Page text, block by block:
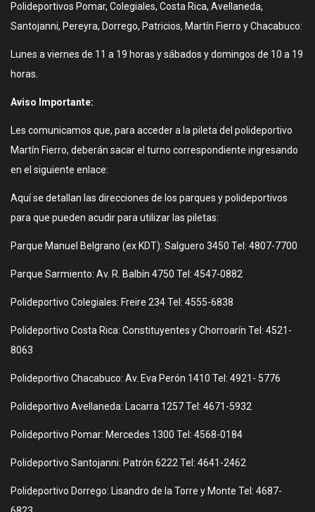
Polideportivos Pomar, Colegiales, Costa Rica, Avellaneda,
Santojanni, Pereyra, Dorrego, Patricios, Martín Fierro y Chacabuco:
Lunes a viernes de 11 a 19 horas y sábados y domingos de 10 a 19
horas.
Aviso Importante:
Les comunicamos que, para acceder a la pileta del polideportivo
Martín Fierro, deberán sacar el turno correspondiente ingresando
en el siguiente enlace:
Aquí se detallan las direcciones de los parques y polideportivos
para que pueden acudir para utilizar las piletas:
Parque Manuel Belgrano (ex KDT): Salguero 3450 Tel: 4807-7700
Parque Sarmiento: Av. R. Balbín 4750 Tel: 4547-0882
Polideportivo Colegiales: Freire 234 Tel: 4555-6838
Polideportivo Costa Rica: Constituyentes y Chorroarín Tel: 4521-
8063
Polideportivo Chacabuco: Av. Eva Perón 1410 Tel: 4921- 5776
Polideportivo Avellaneda: Lacarra 1257 Tel: 4671-5932
Polideportivo Pomar: Mercedes 1300 Tel: 4568-0184
Polideportivo Santojanni: Patrón 6222 Tel: 4641-2462
Polideportivo Dorrego: Lisandro de la Torre y Monte Tel: 4687-